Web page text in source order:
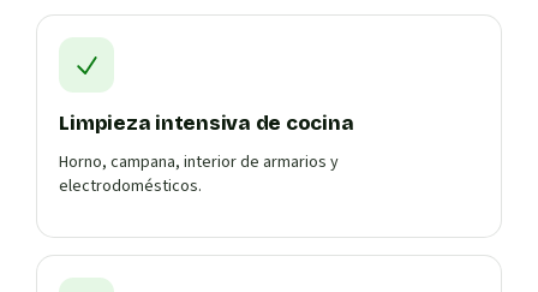
Limpieza intensiva de cocina
Horno, campana, interior de armarios y
electrodomésticos.